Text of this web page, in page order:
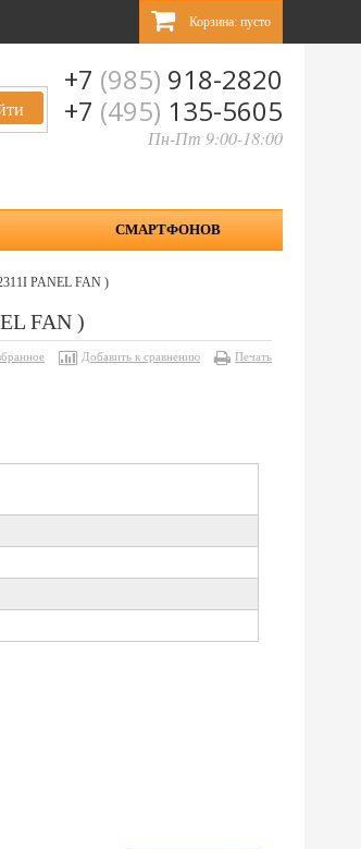
Корзина: пусто
+7 (985) 918-2820
+7 (495) 135-5605
Пн-Пт 9:00-18:00
СМАРТФОНОВ
PANEL FAN )
FAN )
Добавить к сравнению Печать